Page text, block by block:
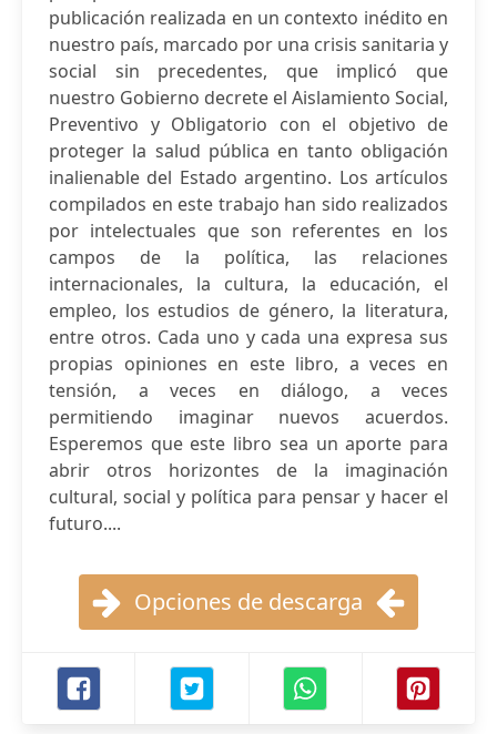
publicación realizada en un contexto inédito en
nuestro país, marcado por una crisis sanitaria y
social sin precedentes, que implicó que
nuestro Gobierno decrete el Aislamiento Social,
Preventivo y Obligatorio con el objetivo de
proteger la salud pública en tanto obligación
inalienable del Estado argentino. Los artículos
compilados en este trabajo han sido realizados
por intelectuales que son referentes en los
campos de la política, las relaciones
internacionales, la cultura, la educación, el
empleo, los estudios de género, la literatura,
entre otros. Cada uno y cada una expresa sus
propias opiniones en este libro, a veces en
tensión, a veces en diálogo, a veces
permitiendo imaginar nuevos acuerdos.
Esperemos que este libro sea un aporte para
abrir otros horizontes de la imaginación
cultural, social y política para pensar y hacer el
futuro....
Opciones de descarga